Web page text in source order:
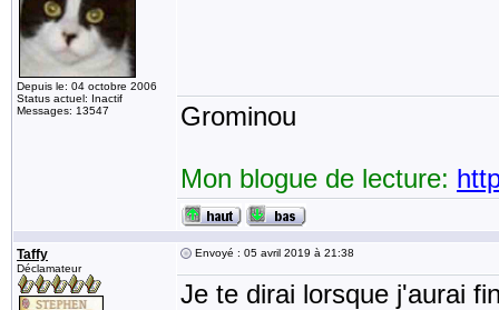
Depuis le: 04 octobre 2006
Status actuel: Inactif
Messages: 13547
Grominou
Mon blogue de lecture:
Taffy
Déclamateur
Envoyé : 05 avril 2019 à 21:38
Je te dirai lorsque j'aurai